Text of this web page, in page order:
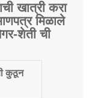
खात्री करा
मिळाले
शेती ची
कुठून